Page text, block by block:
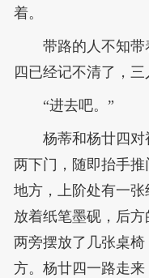
着。
带路的人不知
四已经记不清了，三
“进去吧。”
杨蒂和杨廿四
两下门，随即抬手
地方，上阶处有一
放着纸笔墨砚，后
两旁摆放了几张桌
方。杨廿四一路走